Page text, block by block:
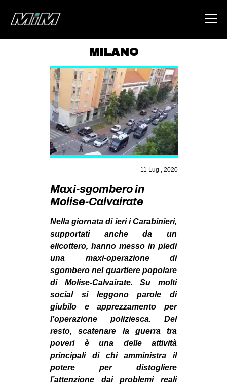
ABOUT
AREA
DEGENERAZIONE
GAZA FREESTYLE
STUDENTI TSUNAMI
MILANO
MOBILITAZIONI
SPAZI
SPORT POPOLARE
MOVIMENTI
AMBIENTE
ANTIFASCISMO
DIRITTO ALL’ABITARE
GENERI
MILANO
11 Lug , 2020
Maxi-sgombero in
Molise-Calvairate
Nella giornata di ieri i Carabinieri,
supportati anche da un
elicottero, hanno messo in piedi
una maxi-operazione di
sgombero nel quartiere popolare
di Molise-Calvairate. Su molti
social si leggono parole di
giubilo e apprezzamento per
l’operazione poliziesca. Del
resto, scatenare la guerra tra
poveri è una delle attività
principali di chi amministra il
potere per distogliere
l’attenzione dai problemi reali